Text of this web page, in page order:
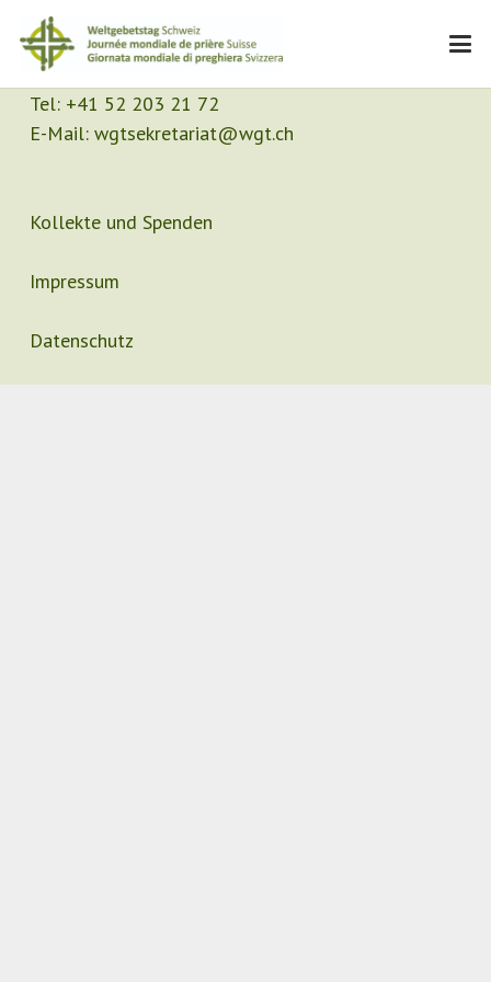
Kontakt
Sekretariat
Tel: +41 52 203 21 72
E-Mail: wgtsekretariat@wgt.ch
Kollekte und Spenden
Impressum
Datenschutz